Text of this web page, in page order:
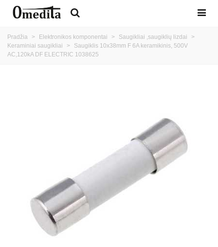
Pradžia > Elektronikos komponentai > Saugikliai ,saugiklių lizdai
>
Keraminiai saugikliai
>
Saugiklis 10x38mm F 6A keramikinis, 500V
AC,120kA DF ELECTRIC 1038625